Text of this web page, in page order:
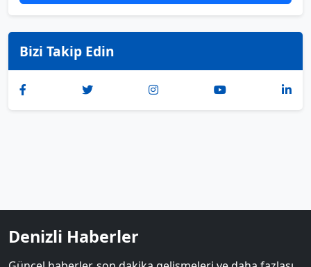
Bizi Takip Edin
Denizli Haberler